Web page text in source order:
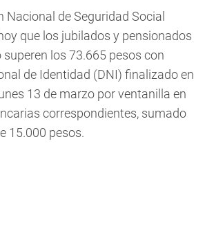
Nacional de Seguridad Social
que los jubilados y pensionados
los 73.665 pesos con
de Identidad (DNI) finalizado en
13 de marzo por ventanilla en
correspondientes, sumado
15.000 pesos.